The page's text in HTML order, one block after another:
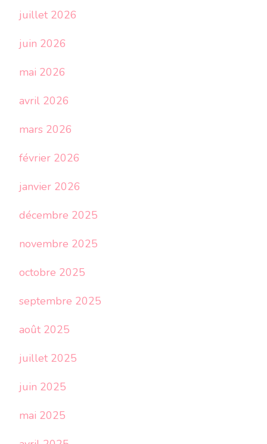
juillet 2026
juin 2026
mai 2026
avril 2026
mars 2026
février 2026
janvier 2026
décembre 2025
novembre 2025
octobre 2025
septembre 2025
août 2025
juillet 2025
juin 2025
mai 2025